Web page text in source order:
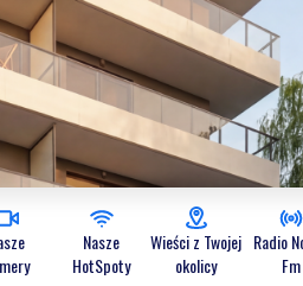
Nasze
HotSpoty
Wieści z Twojej
okolicy
Radio
Fm